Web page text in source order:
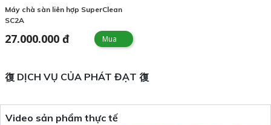
Máy chà sàn liên hợp SuperClean
SC2A
27.000.000 đ Mua
DỊCH VỤ CỦA PHÁT ĐẠT
Video sản phẩm thực tế